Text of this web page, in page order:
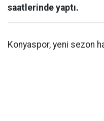
saatlerinde yaptı.
Konyaspor, yeni sezon